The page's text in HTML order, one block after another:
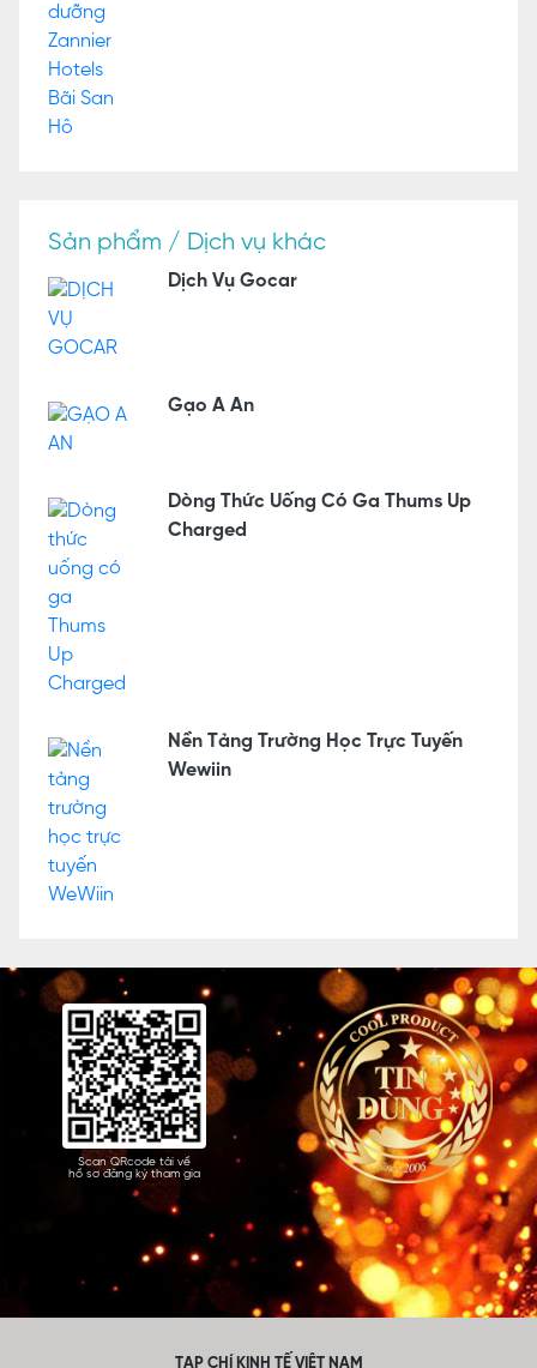
Sản phẩm / Dịch vụ khác
Dịch Vụ Gocar
Gạo A An
Dòng Thức Uống Có Ga Thums Up
Charged
Nền Tảng Trường Học Trực Tuyến
Wewiin
Scan QRcode tải về
hồ sơ đăng ký tham gia
TẠP CHÍ KINH TẾ VIỆT NAM